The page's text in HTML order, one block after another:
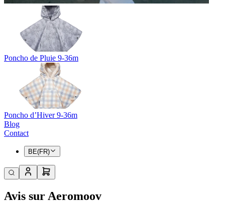
Poncho de Pluie 9-36m
Poncho d’Hiver 9-36m
Blog
Contact
BE(FR)
Avis sur Aeromoov